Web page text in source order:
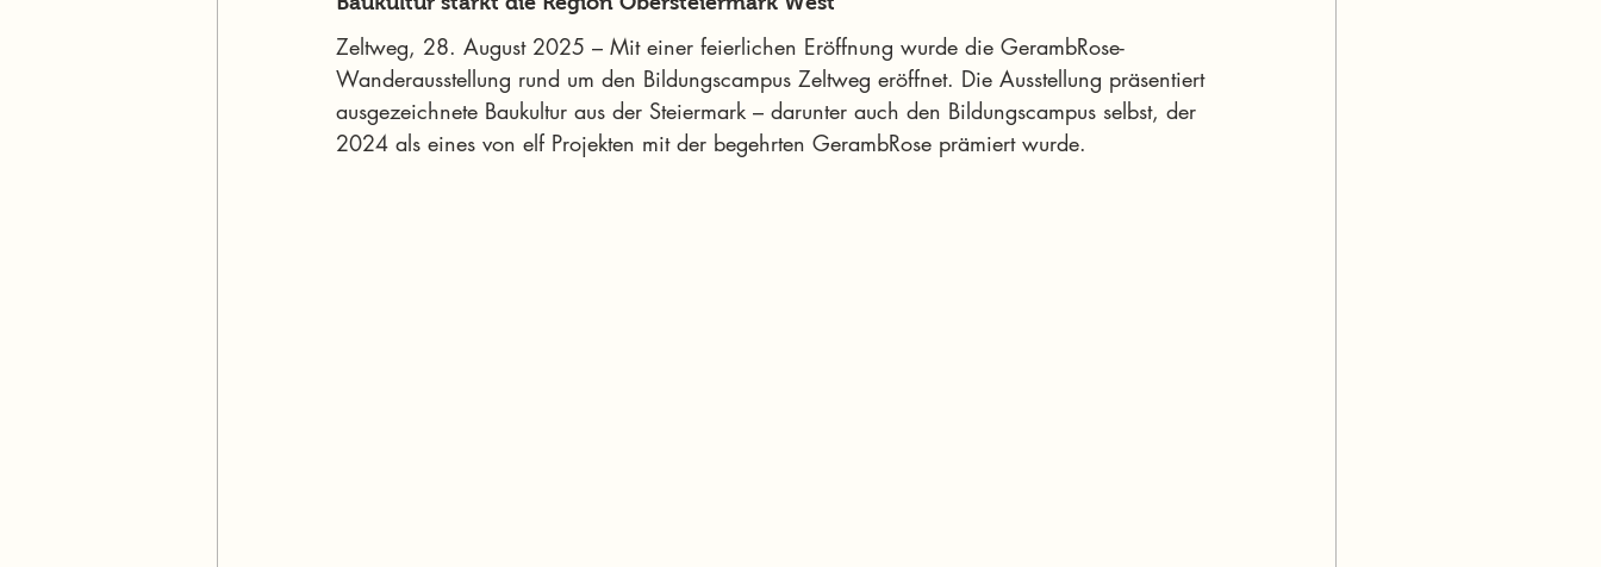
Zeltweg, 28. August 2025 – Mit einer feierlichen Eröffnung wurde die GerambRose-
Wanderausstellung rund um den Bildungscampus Zeltweg eröffnet. Die Ausstellung präsentiert
ausgezeichnete Baukultur aus der Steiermark – darunter auch den Bildungscampus selbst, der
2024 als eines von elf Projekten mit der begehrten GerambRose prämiert wurde.